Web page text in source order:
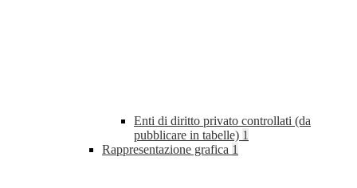
Enti di diritto privato controllati (da
pubblicare in tabelle) 1
Rappresentazione grafica 1